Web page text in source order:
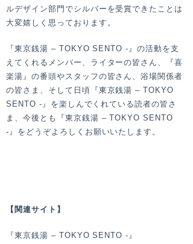
ルデザイン部門でシルバーを受賞できたことは
大変嬉しく思っております。
『東京銭湯 – TOKYO SENTO -』の活動を支
えてくれるメンバー、ライターの皆さん、『喜
楽湯』の番頭やスタッフの皆さん、浴場関係者
の皆さま、そして日頃『東京銭湯 – TOKYO
SENTO -』を楽しんでくれている読者の皆さ
ま、今後とも『東京銭湯 – TOKYO SENTO
-』をどうぞよろしくお願いいたします。
【関連サイト】
『東京銭湯 – TOKYO SENTO -』